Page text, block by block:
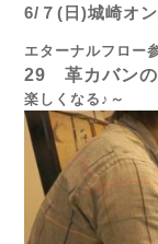
6/７(日)城崎オ
エターナルフロー
29 革カバンの
楽しくなる♪～